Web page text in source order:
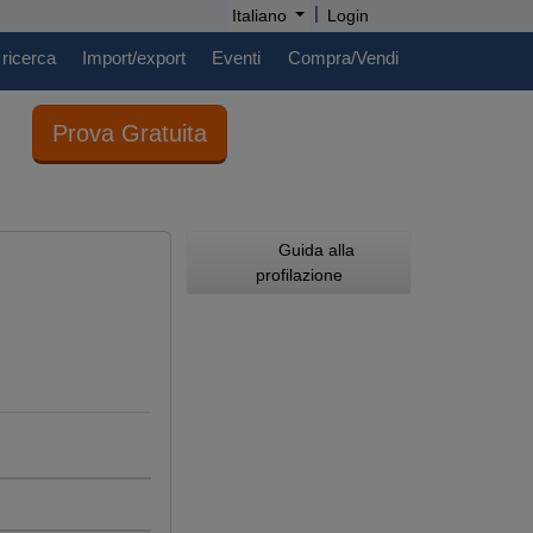
Italiano | Login
Import/export Eventi Compra/Vendi
Prova Gratuita
Guida alla
profilazione